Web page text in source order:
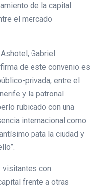
de la capital
el mercado
Gabriel
de este convenio es
privada, entre el
y la patronal
rubicado con una
internacional como
pata la ciudad y
visitantes con
frente a otras